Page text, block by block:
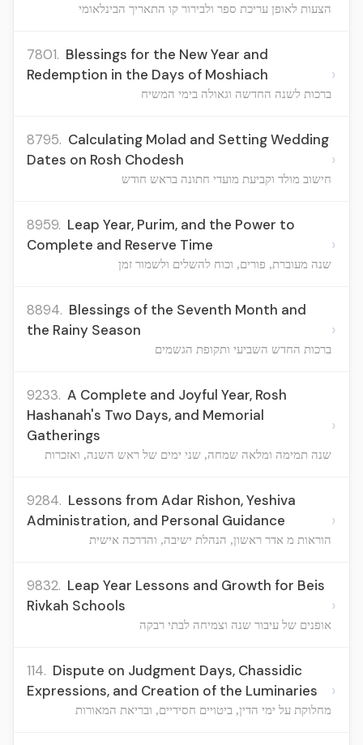
הצעות לאופן עריכת ספר ולבירור קו התאריך הבינלאומי
7801. Blessings for the New Year and
Redemption in the Days of Moshiach
ברכות לשנה החדשה וגאולה בימי המשיח
›
8795. Calculating Molad and Setting Wedding
Dates on Rosh Chodesh
חישוב מולד וקביעת מועדי חתונה בראש חודש
›
8959. Leap Year, Purim, and the Power to
Complete and Reserve Time
שנה מעוברת, פורים, וכוח להשלים ולשמור זמן
›
8894. Blessings of the Seventh Month and
the Rainy Season
ברכות החדש השביעי ותקופת הגשמים
›
9233. A Complete and Joyful Year, Rosh
Hashanah's Two Days, and Memorial
Gatherings
שנה תמימה ומלאה שמחה, שני ימים של ראש השנה, ואזכרות
›
9284. Lessons from Adar Rishon, Yeshiva
Administration, and Personal Guidance
הוראות מ אדר ראשון, הנהלת ישיבה, והדרכה אישית
›
9832. Leap Year Lessons and Growth for Beis
Rivkah Schools
אופנים של עיבור שנה וצמיחה לבתי רבקה
›
114. Dispute on Judgment Days, Chassidic
Expressions, and Creation of the Luminaries
מחלוקת על ימי הדין, ביטויים חסידיים, ובריאת המאורות
›